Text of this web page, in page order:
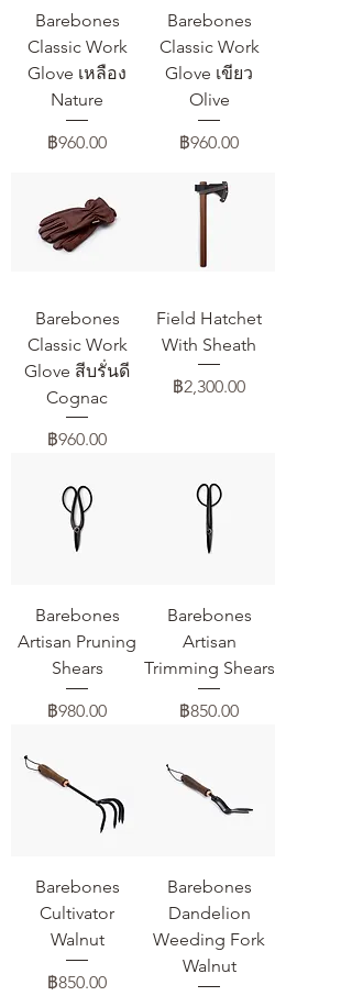
Barebones
Classic Work
Glove เหลือง
Nature
ราคา
฿960.00
Barebones
Classic Work
Glove เขียว
Olive
ราคา
฿960.00
Barebones
Classic Work
Glove สีบรั่นดี
Cognac
ราคา
฿960.00
Field Hatchet
With Sheath
ราคา
฿2,300.00
Barebones
Artisan Pruning
Shears
ราคา
฿980.00
Barebones
Artisan
Trimming Shears
ราคา
฿850.00
Barebones
Cultivator
Walnut
ราคา
฿850.00
Barebones
Dandelion
Weeding Fork
Walnut